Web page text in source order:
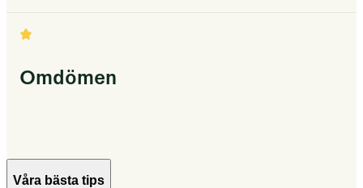
Omdömen
Våra bästa tips